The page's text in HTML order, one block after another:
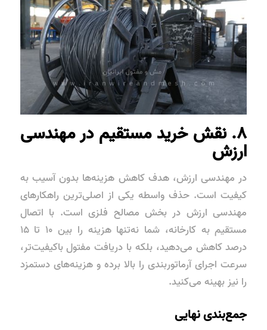
۸. نقش خرید مستقیم در مهندسی
ارزش
در مهندسی ارزش، هدف کاهش هزینه‌ها بدون آسیب به
کیفیت است. حذف واسطه یکی از اصلی‌ترین راهکارهای
مهندسی ارزش در بخش مصالح فلزی است. با اتصال
مستقیم به کارخانه، شما نه‌تنها هزینه را بین ۱۰ تا ۱۵
درصد کاهش می‌دهید، بلکه با دریافت مفتول باکیفیت‌تر،
سرعت اجرای آرماتوربندی را بالا برده و هزینه‌های دستمزد
را نیز بهینه می‌کنید.
جمع‌بندی نهایی